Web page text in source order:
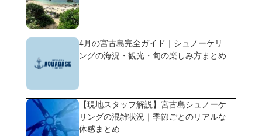
4月の宮古島完全ガイド｜シュノーケリ
ングの海況・観光・旬の楽しみ方まとめ
【現地スタッフ解説】宮古島シュノーケ
リングの混雑状況｜季節ごとのリアルな
体感まとめ